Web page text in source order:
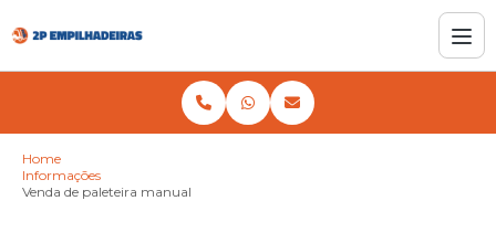
Home
Informações
Venda de paleteira manual